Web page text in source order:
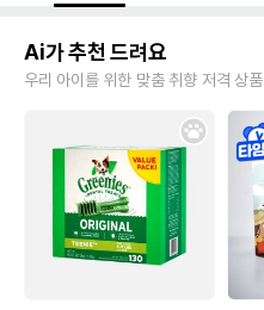
Ai가 추천 드려요
우리 아이를 위한 맞춤 취향 저격 상품